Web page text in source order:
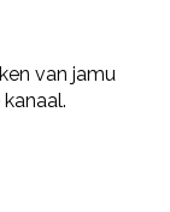
van jamu